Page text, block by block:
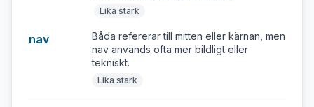
Lika stark
nav
Båda refererar till mitten eller kärnan, men
nav används ofta mer bildligt eller
tekniskt.
Lika stark